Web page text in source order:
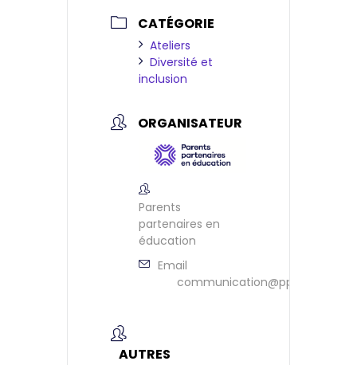
CATÉGORIE
Ateliers
Diversité et
inclusion
ORGANISATEUR
Parents
partenaires en
éducation
Email
communication@ppeontario.ca
AUTRES